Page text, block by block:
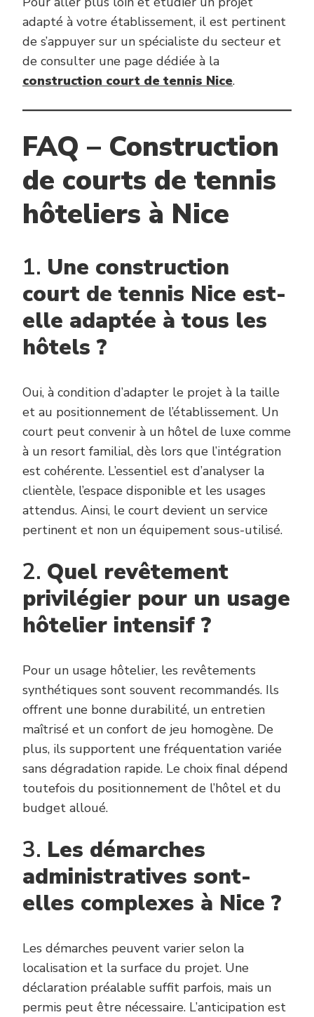
adapté à votre établissement, il est pertinent
de s’appuyer sur un spécialiste du secteur et
de consulter une page dédiée à la
construction court de tennis Nice.
FAQ – Construction
de courts de tennis
hôteliers à Nice
1. Une construction
court de tennis Nice est-
elle adaptée à tous les
hôtels ?
Oui, à condition d’adapter le projet à la taille
et au positionnement de l’établissement. Un
court peut convenir à un hôtel de luxe comme
à un resort familial, dès lors que l’intégration
est cohérente. L’essentiel est d’analyser la
clientèle, l’espace disponible et les usages
attendus. Ainsi, le court devient un service
pertinent et non un équipement sous-utilisé.
2. Quel revêtement
privilégier pour un usage
hôtelier intensif ?
Pour un usage hôtelier, les revêtements
synthétiques sont souvent recommandés. Ils
offrent une bonne durabilité, un entretien
maîtrisé et un confort de jeu homogène. De
plus, ils supportent une fréquentation variée
sans dégradation rapide. Le choix final dépend
toutefois du positionnement de l’hôtel et du
budget alloué.
3. Les démarches
administratives sont-
elles complexes à Nice ?
Les démarches peuvent varier selon la
localisation et la surface du projet. Une
déclaration préalable suffit parfois, mais un
permis peut être nécessaire. L’anticipation est